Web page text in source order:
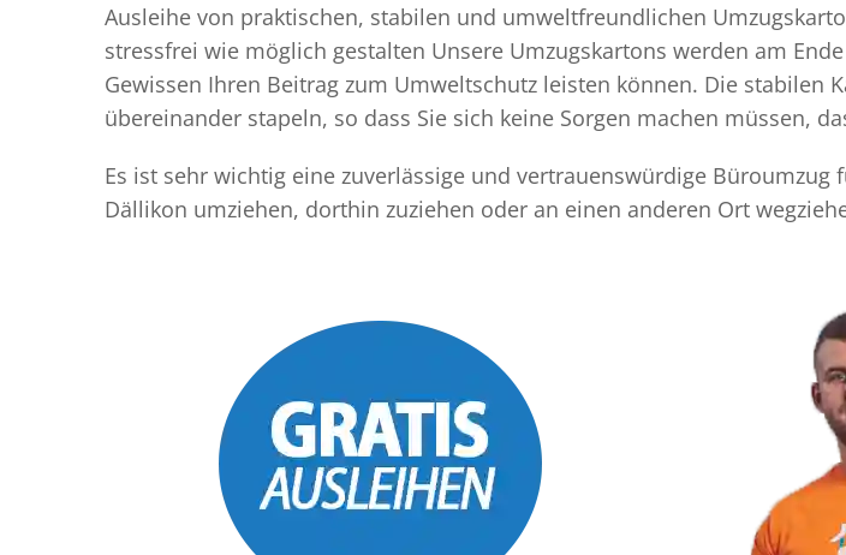
Ausleihe von praktischen, stabilen und umweltfreundlichen
stressfrei wie möglich gestalten Unsere Umzugskartons werden am
Gewissen Ihren Beitrag zum Umweltschutz leisten können. Die
übereinander stapeln, so dass Sie sich keine Sorgen machen müssen,
Es ist sehr wichtig eine zuverlässige und vertrauenswürdige
Dällikon umziehen, dorthin zuziehen oder an einen anderen Ort